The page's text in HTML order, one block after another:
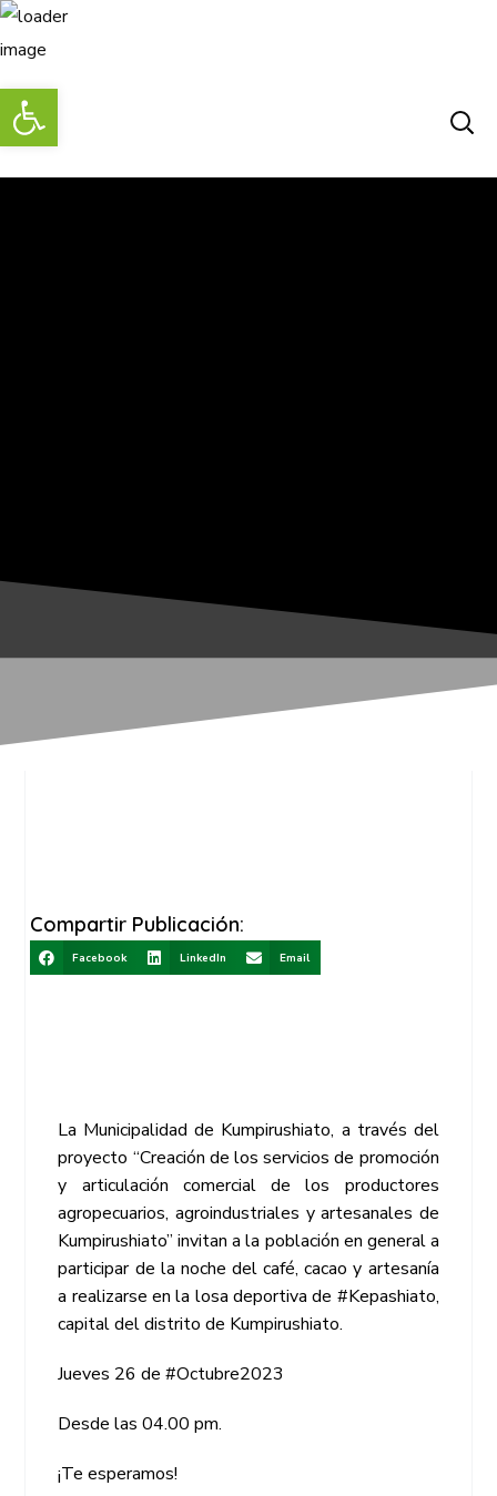
Compartir Publicación:
Facebook LinkedIn Email
La Municipalidad de Kumpirushiato, a través del
proyecto “Creación de los servicios de promoción
y articulación comercial de los productores
agropecuarios, agroindustriales y artesanales de
Kumpirushiato” invitan a la población en general a
participar de la noche del café, cacao y artesanía
a realizarse en la losa deportiva de #Kepashiato,
capital del distrito de Kumpirushiato.
Jueves 26 de #Octubre2023
Desde las 04.00 pm.
¡Te esperamos!
Abrir barra de herramientas